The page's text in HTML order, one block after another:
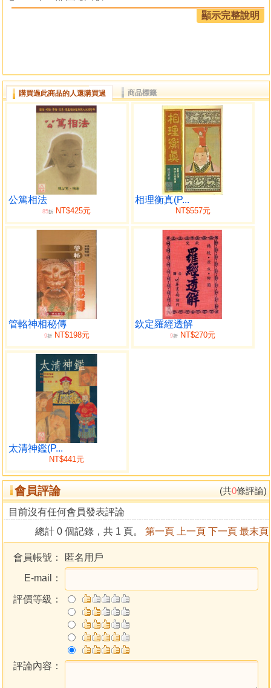
流年運氣部位歌
五官總論
五嶽
五星六曜決斷
六府三才三停
八學堂
人面總論
五行形
五行象說
論形有餘
論神有形
論形不足
論神不足
卷二 相骨
相面
相目
相鼻
相人中
相口
論齒
相耳
卷三 論四肢
論手
論足
顯示完整說明
購買過此商品的人還購買過 商品標籤
公篤相法
85折 NT$425元
相理衡真(P...
NT$557元
管輅神相秘傳
9折NT$198元
欽定羅經透解
9折 NT$270元
太清神鑑(P...
NT$441元
會員評論 (共0條評論)
目前沒有任何會員發表評論
總計 0 個記錄，共 1 頁。 第一頁 上一頁 下一頁 最末頁
會員帳號：
匿名用戶
E-mail：
評價等級：
評論內容：